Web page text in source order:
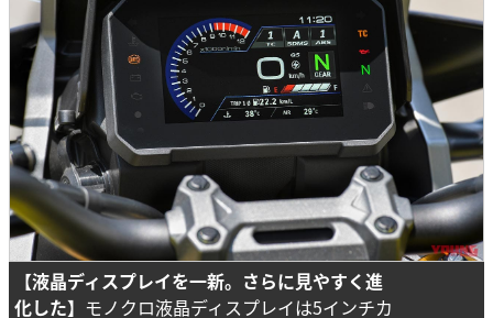
【液晶ディスプレイを一新。さらに見やすく進
化した】 モノクロ液晶ディスプレイは5インチカ